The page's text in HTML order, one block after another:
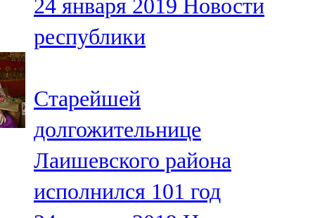
24 января 2019 Новости
республики
Старейшей
долгожительнице
Лаишевского района
исполнился 101 год